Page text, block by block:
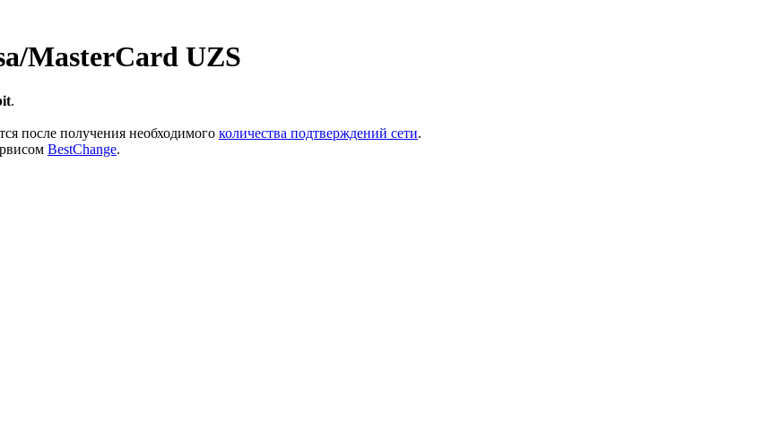
MasterCard UZS
.
после получения необходимого количества подтверждений сети.
BestChange.